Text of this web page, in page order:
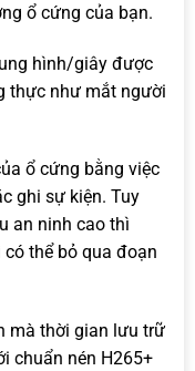
ổ cứng của bạn.
hình/giây được
thực như mắt người
ổ cứng bằng việc
ghi sự kiện. Tuy
an ninh cao thì
thể bỏ qua đoạn
mà thời gian lưu trữ
chuẩn nén H265+